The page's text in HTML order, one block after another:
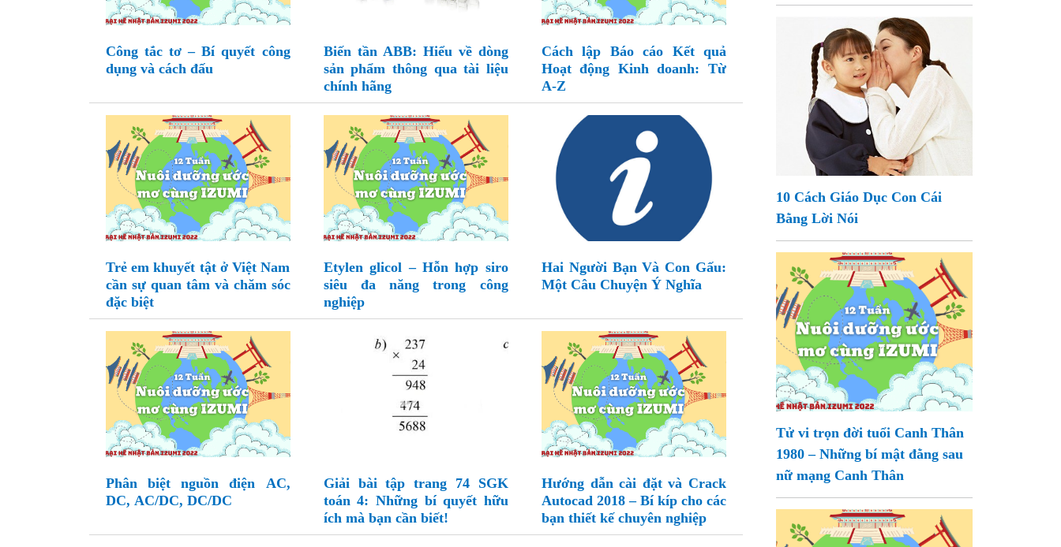
Công tắc tơ – Bí quyết công
dụng và cách đấu
Biến tần ABB: Hiểu về dòng
sản phẩm thông qua tài liệu
chính hãng
Cách lập Báo cáo Kết quả
Hoạt động Kinh doanh: Từ
A-Z
Trẻ em khuyết tật ở Việt Nam
cần sự quan tâm và chăm sóc
đặc biệt
Etylen glicol – Hỗn hợp siro
siêu đa năng trong công
nghiệp
Hai Người Bạn Và Con Gấu:
Một Câu Chuyện Ý Nghĩa
Phân biệt nguồn điện AC,
DC, AC/DC, DC/DC
Giải bài tập trang 74 SGK
toán 4: Những bí quyết hữu
ích mà bạn cần biết!
Hướng dẫn cài đặt và Crack
Autocad 2018 – Bí kíp cho các
bạn thiết kế chuyên nghiệp
10 Cách Giáo Dục Con Cái
Bằng Lời Nói
Tử vi trọn đời tuổi Canh Thân
1980 – Những bí mật đằng sau
nữ mạng Canh Thân